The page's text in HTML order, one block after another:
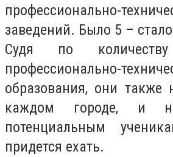
профессионально-
заведений. Было 5 –
Судя по количеству
профессионально-
образования, они также
каждом городе, и
потенциальным
придется ехать.